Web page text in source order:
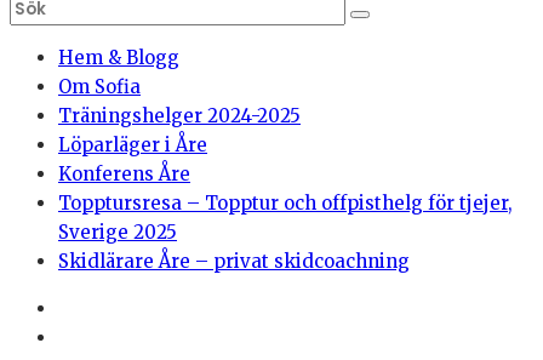
Hem & Blogg
Om Sofia
Träningshelger 2024-2025
Löparläger i Åre
Konferens Åre
Topptursresa – Topptur och offpisthelg för tjejer,
Sverige 2025
Skidlärare Åre – privat skidcoachning